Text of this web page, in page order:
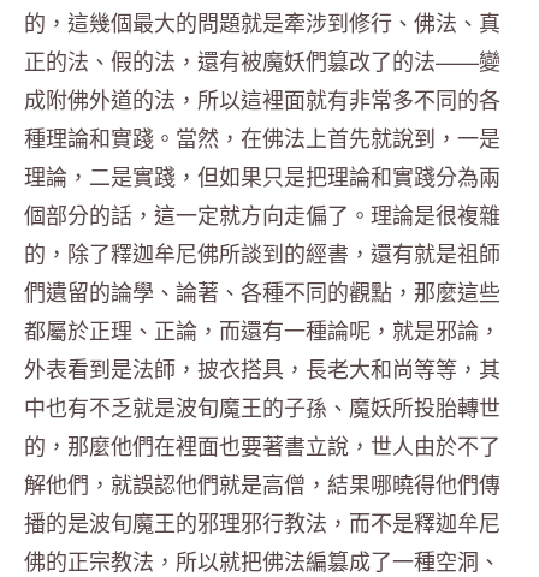
的，這幾個最大的問題就是牽涉到修行、佛法、真
正的法、假的法，還有被魔妖們篡改了的法——變
成附佛外道的法，所以這裡面就有非常多不同的各
種理論和實踐。當然，在佛法上首先就說到，一是
理論，二是實踐，但如果只是把理論和實踐分為兩
個部分的話，這一定就方向走偏了。理論是很複雜
的，除了釋迦牟尼佛所談到的經書，還有就是祖師
們遺留的論學、論著、各種不同的觀點，那麼這些
都屬於正理、正論，而還有一種論呢，就是邪論，
外表看到是法師，披衣搭具，長老大和尚等等，其
中也有不乏就是波旬魔王的子孫、魔妖所投胎轉世
的，那麼他們在裡面也要著書立說，世人由於不了
解他們，就誤認他們就是高僧，結果哪曉得他們傳
播的是波旬魔王的邪理邪行教法，而不是釋迦牟尼
佛的正宗教法，所以就把佛法編篡成了一種空洞、